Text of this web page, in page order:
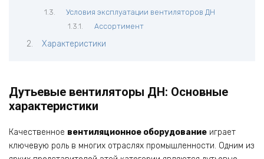
Условия эксплуатации вентиляторов ДН
Ассортимент
Характеристики
Дутьевые вентиляторы ДН: Основные
характеристики
Качественное вентиляционное оборудование играет
ключевую роль в многих отраслях промышленности. Одним из